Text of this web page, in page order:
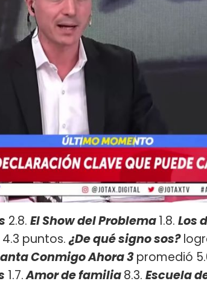
2.8. El Show del Problema1.8. Los
4.3 puntos.¿De qué signo sos?
Conmigo Ahora 3promedió
1.7.Amor de familia8.3. Escuela